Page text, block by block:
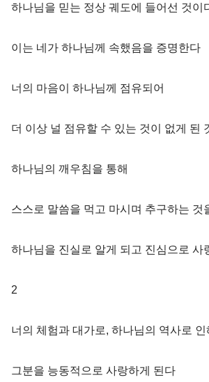
하나님을 믿는 정상 궤도에 들어선 것이
이는 네가 하나님께 속했음을 증명한다
너의 마음이 하나님께 점유되어
더 이상 널 점유할 수 있는 것이 없게 된
하나님의 깨우침을 통해
스스로 말씀을 먹고 마시며 추구하는 것
하나님을 진실로 알게 되고 진심으로 사
2
너의 체험과 대가로, 하나님의 역사로 인
그분을 능동적으로 사랑하게 된다